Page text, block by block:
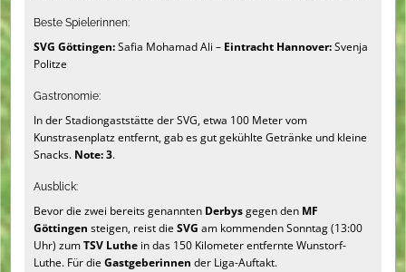
Beste Spielerinnen:
SVG Göttingen:Safia Mohamad Ali – Eintracht Hannover:Svenja
Politze
Gastronomie:
In der Stadiongaststätte der SVG, etwa 100 Meter vom
Kunstrasenplatz entfernt, gab es gut gekühlte Getränke und kleine
Snacks. Note: 3.
Ausblick:
Bevor die zwei bereits genannten Derbysgegen den MF
Göttingen steigen, reist die SVG am kommenden Sonntag (13:00
Uhr) zumTSV Luthe in das 150 Kilometer entfernte Wunstorf-
Luthe. Für die Gastgeberinnen der Liga-Auftakt.